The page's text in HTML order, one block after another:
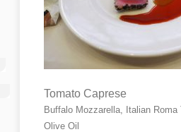
Tomato Caprese
Buffalo Mozzarella, Italian
Olive Oil